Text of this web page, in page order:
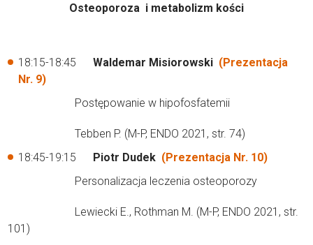
Osteoporoza i metabolizm kości
18:15-18:45Waldemar Misiorowski (Prezentacja
Nr. 9)
Postępowanie w hipofosfatemii
Tebben P. (M-P, ENDO 2021, str. 74)
18:45-19:15 Piotr Dudek (Prezentacja Nr. 10)
Personalizacja leczenia osteoporozy
Lewiecki E., Rothman M. (M-P, ENDO 2021, str.
101)